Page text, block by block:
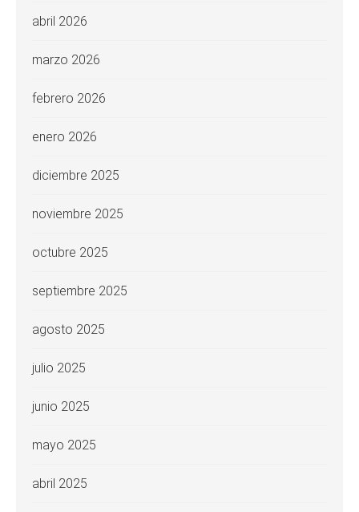
abril 2026
marzo 2026
febrero 2026
enero 2026
diciembre 2025
noviembre 2025
octubre 2025
septiembre 2025
agosto 2025
julio 2025
junio 2025
mayo 2025
abril 2025